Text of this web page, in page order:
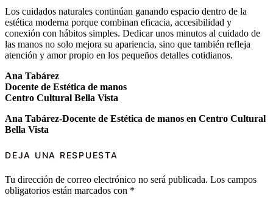
Los cuidados naturales continúan ganando espacio dentro de la
estética moderna porque combinan eficacia, accesibilidad y
conexión con hábitos simples. Dedicar unos minutos al cuidado de
las manos no solo mejora su apariencia, sino que también refleja
atención y amor propio en los pequeños detalles cotidianos.
Ana Tabárez
Docente de Estética de manos
Centro Cultural Bella Vista
Ana Tabárez-Docente de Estética de manos en Centro Cultural
Bella Vista
DEJA UNA RESPUESTA
Tu dirección de correo electrónico no será publicada. Los campos
obligatorios están marcados con *